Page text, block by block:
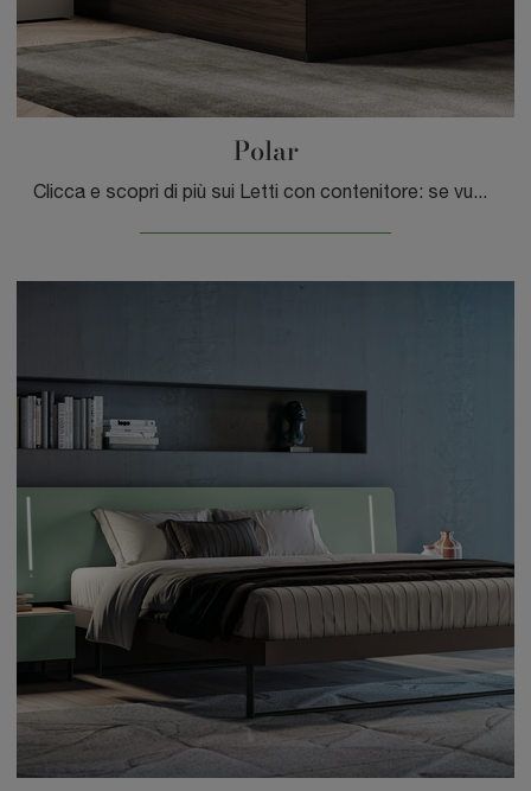
Polar
Clicca e scopri di più sui Letti con contenitore: se vuoi modelli matrimoniali moderni, il modello Polar Spagnol Mobili fa al caso tuo.